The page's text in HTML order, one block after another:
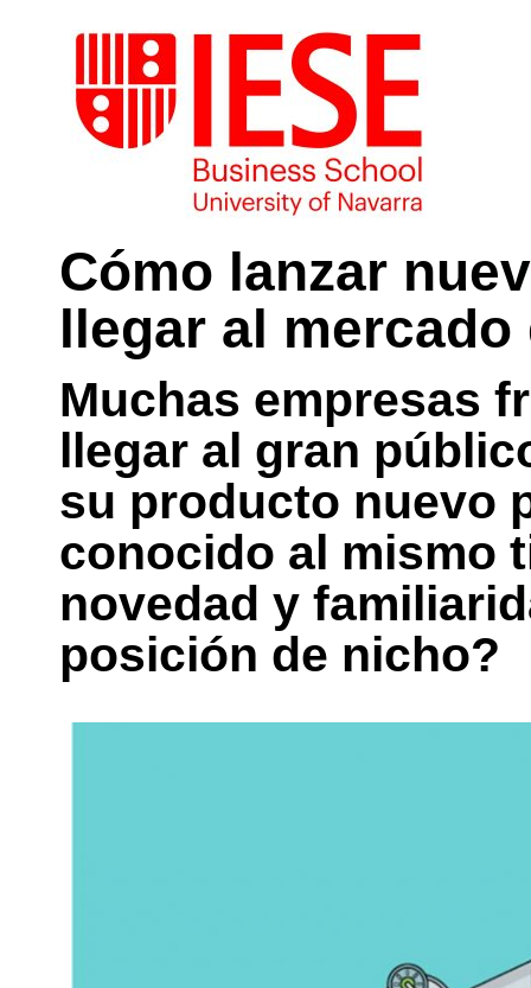
Cómo lanzar
llegar al mercado
Muchas empresas
llegar al gran
su producto nuevo
conocido al mismo
novedad y
posición de nicho?